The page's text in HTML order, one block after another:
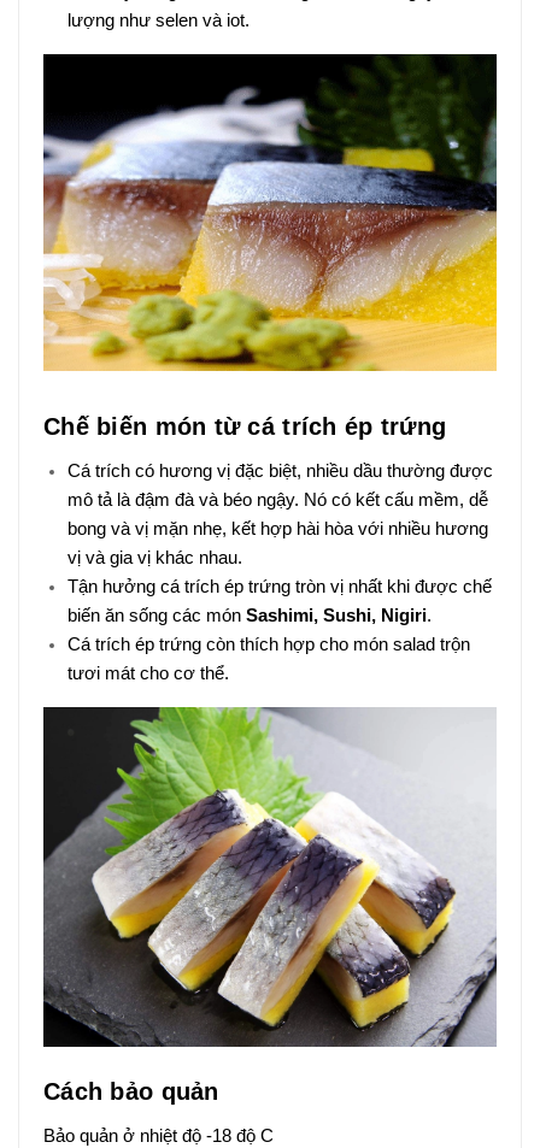
lượng như selen và iot.
Chế biến món từ cá trích ép trứng
Cá trích có hương vị đặc biệt, nhiều dầu thường được
mô tả là đậm đà và béo ngậy. Nó có kết cấu mềm, dễ
bong và vị mặn nhẹ, kết hợp hài hòa với nhiều hương
vị và gia vị khác nhau.
Tận hưởng cá trích ép trứng tròn vị nhất khi được chế
biến ăn sống các món Sashimi, Sushi, Nigiri.
Cá trích ép trứng còn thích hợp cho món salad trộn
tươi mát cho cơ thể.
Cách bảo quản
Bảo quản ở nhiệt độ -18 độ C